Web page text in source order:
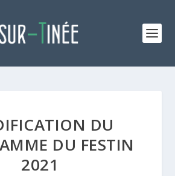
DU
DU FESTIN
2021